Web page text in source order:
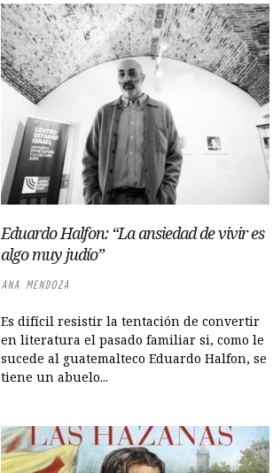
Eduardo Halfon: “La ansiedad de vivir es
algo muy judío”
ANA MENDOZA
Es difícil resistir la tentación de convertir
en literatura el pasado familiar si, como le
sucede al guatemalteco Eduardo Halfon, se
tiene un abuelo...